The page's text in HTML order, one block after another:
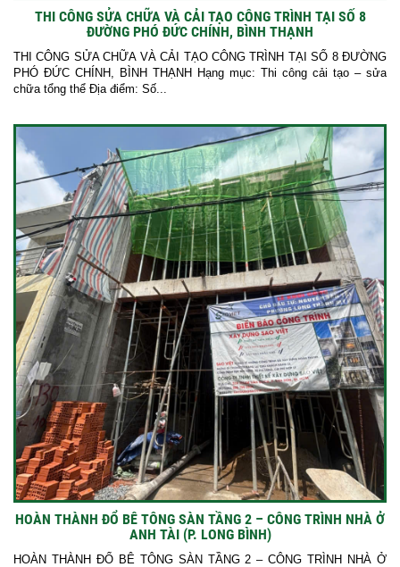
THI CÔNG SỬA CHỮA VÀ CẢI TẠO CÔNG TRÌNH TẠI SỐ 8
ĐƯỜNG PHÓ ĐỨC CHÍNH, BÌNH THẠNH
THI CÔNG SỬA CHỮA VÀ CẢI TẠO CÔNG TRÌNH TẠI SỐ 8 ĐƯỜNG
PHÓ ĐỨC CHÍNH, BÌNH THẠNH Hạng mục: Thi công cải tạo – sửa
chữa tổng thể Địa điểm: Số...
HOÀN THÀNH ĐỔ BÊ TÔNG SÀN TẦNG 2 – CÔNG TRÌNH NHÀ Ở
ANH TÀI (P. LONG BÌNH)
HOÀN THÀNH ĐỔ BÊ TÔNG SÀN TẦNG 2 – CÔNG TRÌNH NHÀ Ở